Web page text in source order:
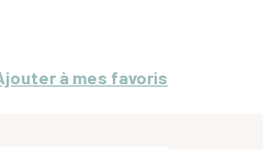
aux favoris
à mes favoris